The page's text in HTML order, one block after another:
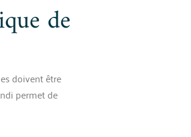
de
doivent être
permet de